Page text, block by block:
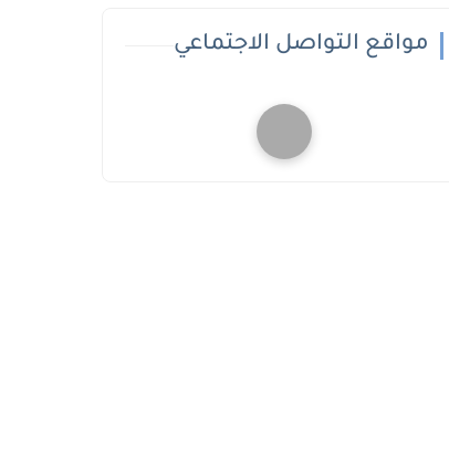
مواقع التواصل الاجتماعي